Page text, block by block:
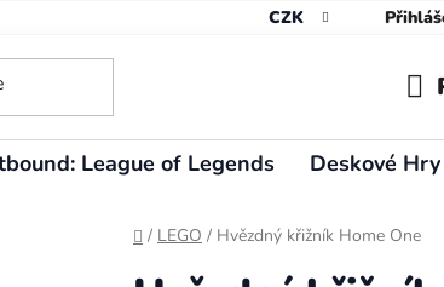
údajů CZK
League of Legends Deskové Hry
Domů
/ LEGO / Hvězdný křižník Home One